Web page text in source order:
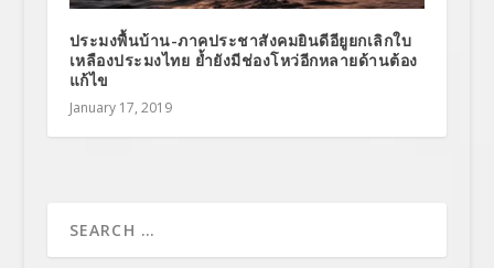
ประมงพื้นบ้าน-ภาคประชาสังคมยินดีอียูยกเลิกใบ
เหลืองประมงไทย ย้ำยังมีช่องโหว่อีกหลายด้านต้อง
แก้ไข
January 17, 2019